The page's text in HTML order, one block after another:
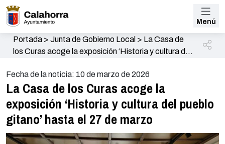
Menú
Portada> Junta de Gobierno Local > La Casa de
los Curas acoge la exposición ‘Historia y cultura del
Fecha de la noticia: 10 de marzo de 2026
La Casa de los Curas acoge la
exposición ‘Historia y cultura del pueblo
gitano’ hasta el 27 de marzo